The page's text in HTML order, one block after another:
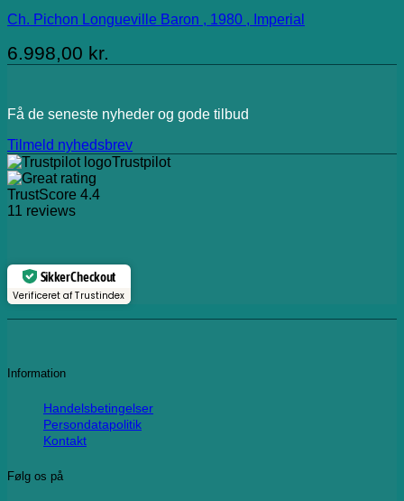
Ch. Pichon Longueville Baron , 1980 , Imperial
6.998,00 kr.
Få de seneste nyheder og gode tilbud
Tilmeld nyhedsbrev
Trustpilot
TrustScore 4.4
11 reviews
Sikker Checkout
Verificeret af Trustindex
Information
Handelsbetingelser
Persondatapolitik
Kontakt
Følg os på